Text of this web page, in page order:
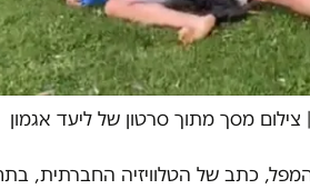
מסך מתוך סרטון של ליעד אגמון
המפל, כתב של הטלוויזיה